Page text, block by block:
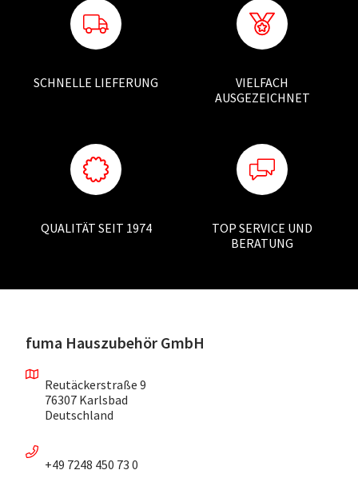
SCHNELLE LIEFERUNG
VIELFACH
AUSGEZEICHNET
QUALITÄT SEIT 1974
TOP SERVICE UND
BERATUNG
fuma Hauszubehör GmbH
Reutäckerstraße 9
76307 Karlsbad
Deutschland
+49 7248 450 73 0